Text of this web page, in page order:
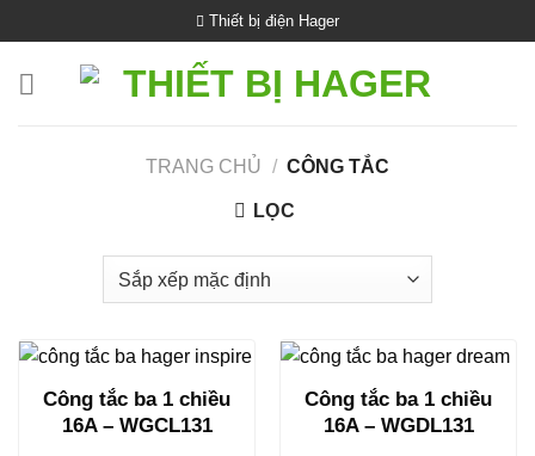
qua
nội
Thiết bị điện Hager
TRANG CHỦ / CÔNG TẮC
LỌC
Công tắc ba 1 chiều
16A – WGCL131
Công tắc ba 1 chiều
16A – WGDL131